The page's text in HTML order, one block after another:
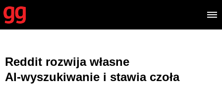
Reddit rozwija własne
AI‑wyszukiwanie i stawia czoła